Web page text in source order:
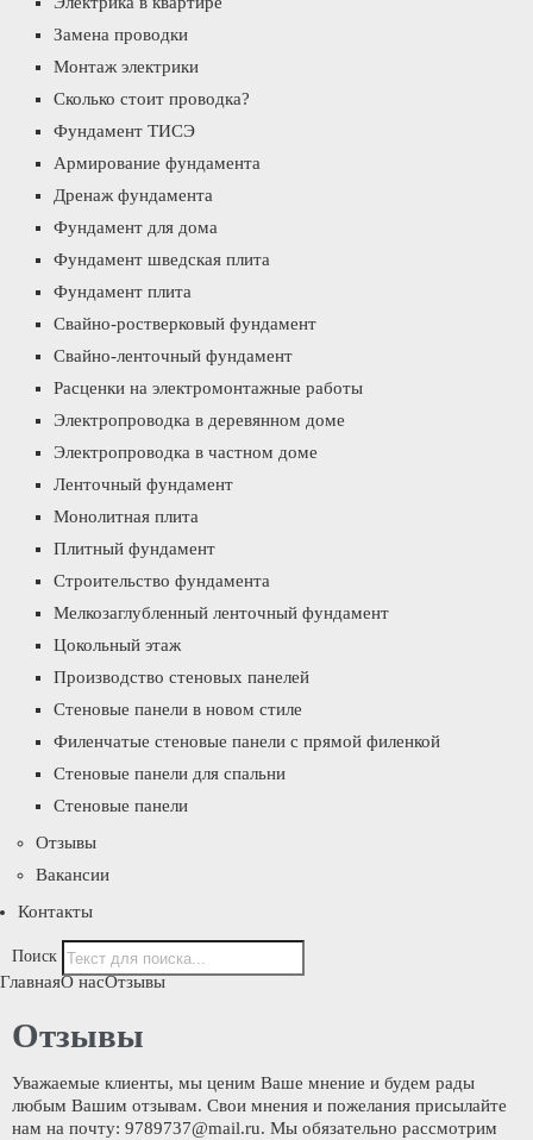
Замена проводки
Монтаж электрики
Сколько стоит проводка?
Фундамент ТИСЭ
Армирование фундамента
Дренаж фундамента
Фундамент для дома
Фундамент шведская плита
Фундамент плита
Свайно-ростверковый фундамент
Свайно-ленточный фундамент
Расценки на электромонтажные работы
Электропроводка в деревянном доме
Электропроводка в частном доме
Ленточный фундамент
Монолитная плита
Плитный фундамент
Строительство фундамента
Мелкозаглубленный ленточный фундамент
Цокольный этаж
Производство стеновых панелей
Стеновые панели в новом стиле
Филенчатые стеновые панели с прямой филенкой
Стеновые панели для спальни
Стеновые панели
Отзывы
Вакансии
Контакты
Поиск
ГлавнаяО насОтзывы
Отзывы
Уважаемые клиенты, мы ценим Ваше мнение и будем рады
любым Вашим отзывам. Свои мнения и пожелания присылайте
нам на почту: 9789737@mail.ru. Мы обязательно рассмотрим